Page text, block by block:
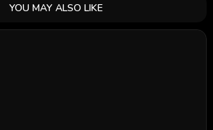
YOU MAY ALSO LIKE